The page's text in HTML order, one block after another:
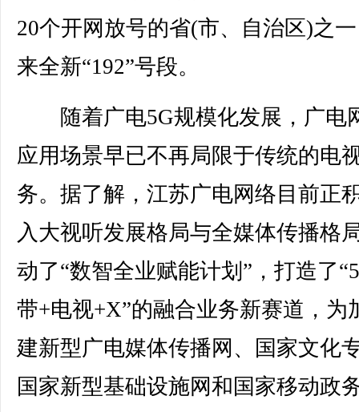
20个开网放号的省(市、自治区)之
来全新“192”号段。
随着广电5G规模化发展，广电
应用场景早已不再局限于传统的电
务。据了解，江苏广电网络目前正
入大视听发展格局与全媒体传播格
动了“数智全业赋能计划”，打造了
带+电视+X”的融合业务新赛道，为
建新型广电媒体传播网、国家文化
国家新型基础设施网和国家移动政